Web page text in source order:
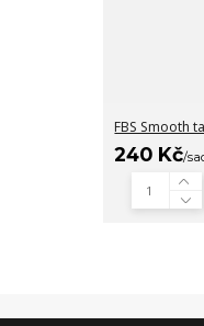
FBS Smooth
240 Kč/